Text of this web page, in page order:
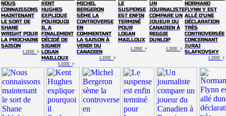
NOUS
CONNAISSONS
MAINTENANT
LE SORT DE
SHANE
WRIGHT POUR
LA PROCHAINE
SAISON
LIRE
KENT
HUGHES
EXPLIQUE
POURQUOI
IL A
FINALEMENT
DÉCIDÉ DE
SIGNER
LOGAN
MAILLOUX
LIRE
MICHEL
BERGERON
SÈME LA
CONTROVERSE
EN
COMMENTANT
LA SAISON À
VENIR DU
CANADIEN
LIRE
LE
SUSPENSE
EST ENFIN
TERMINÉ
POUR
LOGAN
MAILLOUX
LIRE
UN
JOURNALISTE
COMPARE UN
JOUEUR DU
CANADIEN À
REGGIE
DUNLOP
LIRE
NORMAND
FLYNN Y EST
ALLÉ D'UNE
DÉCLARATION
TRÈS
CONTROVERSÉE
CONCERNANT
JURAJ
SLAFKOVSKY
LIRE